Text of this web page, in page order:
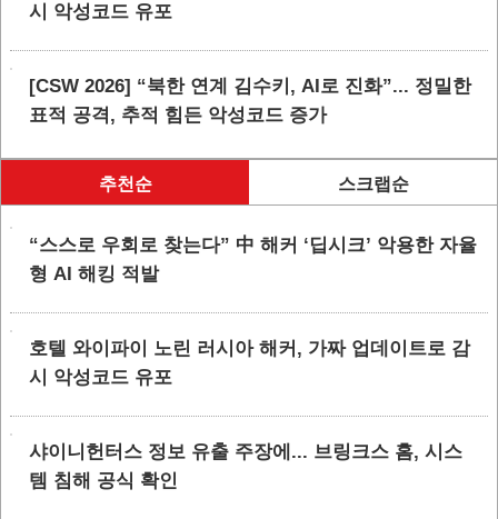
시 악성코드 유포
[CSW 2026] “북한 연계 김수키, AI로 진화”... 정밀한
표적 공격, 추적 힘든 악성코드 증가
추천순 스크랩순
“스스로 우회로 찾는다” 中 해커 ‘딥시크’ 악용한 자율
형 AI 해킹 적발
호텔 와이파이 노린 러시아 해커, 가짜 업데이트로 감
시 악성코드 유포
샤이니헌터스 정보 유출 주장에... 브링크스 홈, 시스
템 침해 공식 확인